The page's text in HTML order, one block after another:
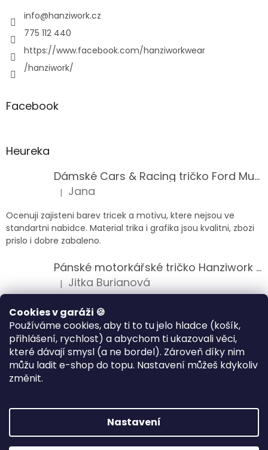
Cookies v garáži 🍪
Používáme cookies, aby ti to tu jelo hladce (košík,
přihlášení, rychlost) a abychom ti ukazovali věci,
které dávají smysl (a ne bordel). Zároveň díky nim
můžu ladit e-shop do topu. Nastavení můžeš kdykoliv
změnit.
Nastavení
info@hanziwork.cz
775 112 440
https://www.facebook.com/hanziworkwear
/hanziwork/
Facebook
Heureka
Dámské Cars & Racing tričko Ford Mustang 5. generace
Hodnocení produktu je 5 z 5 hvězdiček.
| Jana
Ocenuji zajisteni barev tricek a motivu, ktere nejsou ve
standartni nabidce. Material trika i grafika jsou kvalitni, zbozi
prislo i dobre zabaleno.
Pánské motorkářské tričko Hanziwork Custom Bobber
Hodnocení produktu je 5 z 5 hvězdiček.
| Jitka Burianová
Splnil očekávání na jedničku
Hodnocení produktu je 5 z 5 hvězdiček.
| Klára Musilová
Jsem velice spokojena, velmi kvalitni zbozi.
Vytvořil Shoptet